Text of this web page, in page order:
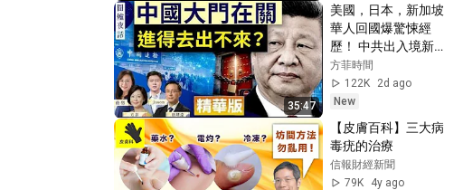
24
BB濕疹都用得！ 爸爸激推：
溫和又殺菌的產品
AQ Bio Technology Group Limited
25
用家激讚AQ 改善口罩肌 效果
比名牌化妝品好！
AQ Bio Technology Group Limited
26
頭油頭瘡多 類固醇無效
AQ Bio Technology Group Limited
35:47
美國，日本，新加坡
華人回國爆驚悚經
歷！ 中共出入境新規
已經開始實行？【圍
爐夜話精華版】唐靖
遠 Jason 薇羽 方菲
方菲時間
122K
2d ago
New
【皮膚百科】三大病
毒疣的治療
信報財經新聞
79K
4y ago